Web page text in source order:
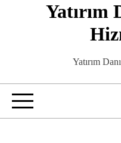
Yatırım
Yatırım